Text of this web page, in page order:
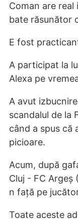
Coman are
bate răsunător
E fost
A participat la
Alexa pe
A avut
scandalul de la
când a spus că
picioare.
Acum, după
Cluj - FC Argeș
n față pe
Toate aceste